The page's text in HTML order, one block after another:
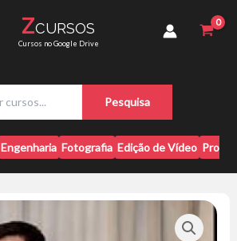
ZCURSOS
Cursos no Google Drive
s
q
u
i
a
Pesquisa
Engenharia Fotografia Edição de Vídeo